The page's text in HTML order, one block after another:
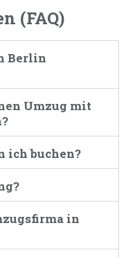
(FAQ)
Berlin
Umzug mit
ich buchen?
in